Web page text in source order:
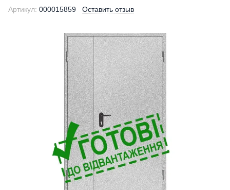
Артикул: 000015859 Оставить отзыв